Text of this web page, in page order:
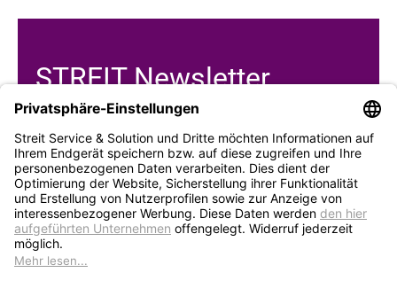
STREIT Newsletter
Neue Produkte, Blogbeiträge, Eventeinladungen und
vieles mehr
Bleiben Sie auf dem Laufenden und abonnieren Sie
gerne unseren Newsletter: